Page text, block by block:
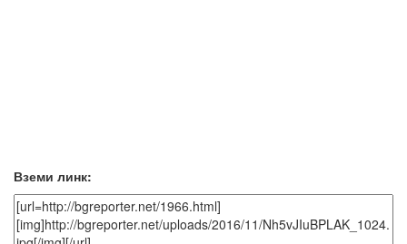
Вземи линк: